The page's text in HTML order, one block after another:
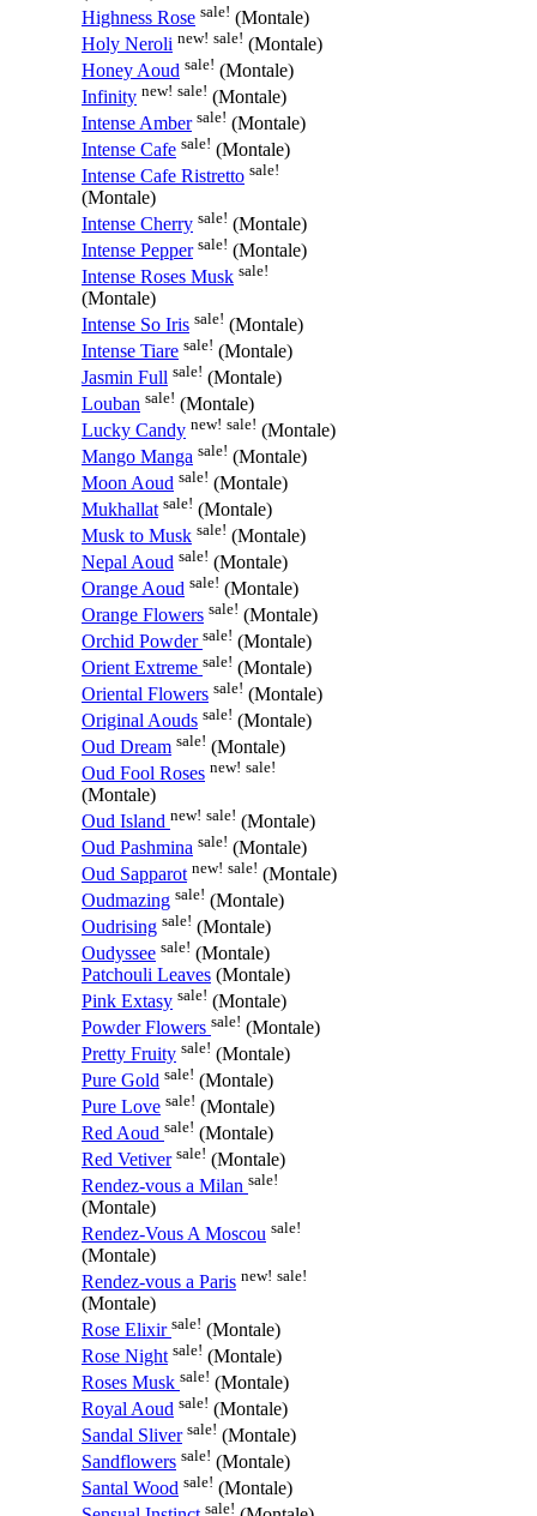
Highness Rose sale! (Montale)
Holy Neroli new! sale! (Montale)
Honey Aoud sale! (Montale)
Infinity new! sale! (Montale)
Intense Amber sale! (Montale)
Intense Cafe sale! (Montale)
Intense Cafe Ristretto sale!
(Montale)
Intense Cherry sale! (Montale)
Intense Pepper sale! (Montale)
Intense Roses Musk sale!
(Montale)
Intense So Iris sale! (Montale)
Intense Tiare sale! (Montale)
Jasmin Full sale! (Montale)
Louban sale! (Montale)
Lucky Candy new! sale! (Montale)
Mango Manga sale! (Montale)
Moon Aoud sale! (Montale)
Mukhallat sale! (Montale)
Musk to Musk sale! (Montale)
Nepal Aoud sale! (Montale)
Orange Aoud sale! (Montale)
Orange Flowers sale! (Montale)
Orchid Powder sale! (Montale)
Orient Extreme sale! (Montale)
Oriental Flowers sale! (Montale)
Original Aouds sale! (Montale)
Oud Dream sale! (Montale)
Oud Fool Roses new! sale!
(Montale)
Oud Island new! sale! (Montale)
Oud Pashmina sale! (Montale)
Oud Sapparot new! sale! (Montale)
Oudmazing sale! (Montale)
Oudrising sale! (Montale)
Oudyssee sale! (Montale)
Patchouli Leaves (Montale)
Pink Extasy sale! (Montale)
Powder Flowers sale! (Montale)
Pretty Fruity sale! (Montale)
Pure Gold sale! (Montale)
Pure Love sale! (Montale)
Red Aoud sale! (Montale)
Red Vetiver sale! (Montale)
Rendez-vous a Milan sale!
(Montale)
Rendez-Vous A Moscou sale!
(Montale)
Rendez-vous a Paris new! sale!
(Montale)
Rose Elixir sale! (Montale)
Rose Night sale! (Montale)
Roses Musk sale! (Montale)
Royal Aoud sale! (Montale)
Sandal Sliver sale! (Montale)
Sandflowers sale! (Montale)
Santal Wood sale! (Montale)
sale!